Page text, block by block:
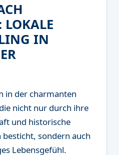
LOKALE
IN
in der charmanten
nicht nur durch ihre
und historische
sondern auch
Lebensgefühl.